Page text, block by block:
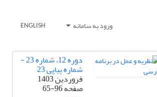
ورود به سامانه ENGLISH
دوره 12، شماره 23 -
شماره پیاپی 23
فروردین 1403
صفحه65-96